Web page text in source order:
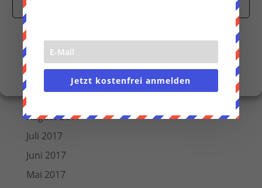
Cookie-RichtlinieDatenschutzerklärungImpressum
Juni 2018
März 2018
Dezember 2017
November 2017
Oktober 2017
August 2017
Juli 2017
Juni 2017
Mai 2017
Jetzt kostenfrei anmelden